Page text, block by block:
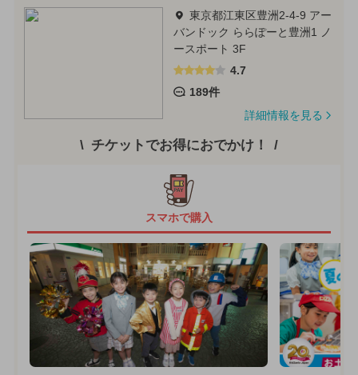
東京都江東区豊洲2-4-9 アー
バンドック ららぽーと豊洲1 ノ
ースポート 3F
4.7
189件
詳細情報を見る
チケットでお得におでかけ！
スマホで購入